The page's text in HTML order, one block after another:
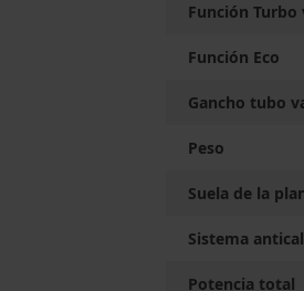
Función Turbo
Función Eco
Gancho tubo
Peso
Suela de la
Sistema
Potencia total